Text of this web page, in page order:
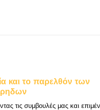
και το παρελθόν των
τις συμβουλές μας και